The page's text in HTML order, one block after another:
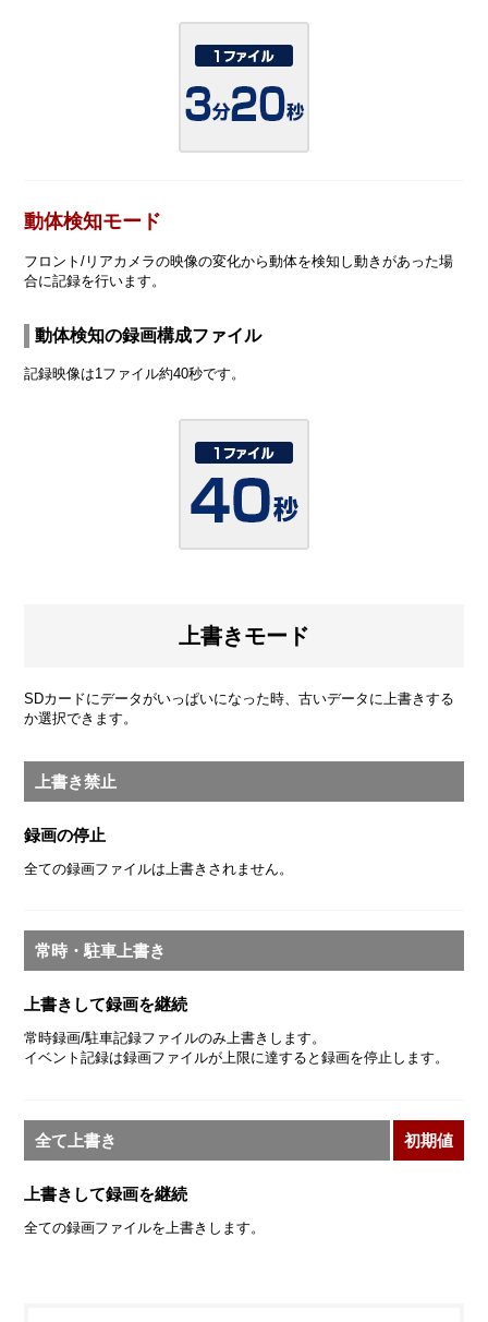
動体検知モード
フロント/リアカメラの映像の変化から動体を検知し動きがあった場
合に記録を行います。
動体検知の録画構成ファイル
記録映像は1ファイル約40秒です。
上書きモード
SDカードにデータがいっぱいになった時、古いデータに上書きする
か選択できます。
上書き禁止
録画の停止
全ての録画ファイルは上書きされません。
常時・駐車上書き
上書きして録画を継続
常時録画/駐車記録ファイルのみ上書きします。
イベント記録は録画ファイルが上限に達すると録画を停止します。
全て上書き 初期値
上書きして録画を継続
全ての録画ファイルを上書きします。